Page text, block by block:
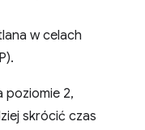
w celach
poziomie 2,
skrócić czas